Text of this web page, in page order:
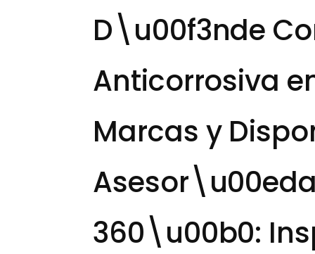
D\u00f3nde
Anticorrosiva
Marcas y
360\u00b0: